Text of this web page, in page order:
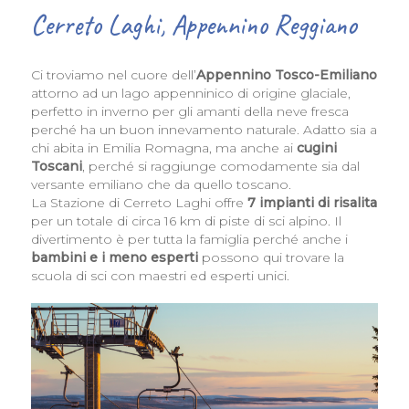
Cerreto Laghi, Appennino Reggiano
Ci troviamo nel cuore dell’Appennino Tosco-Emiliano
attorno ad un lago appenninico di origine glaciale,
perfetto in inverno per gli amanti della neve fresca
perché ha un buon innevamento naturale. Adatto sia a
chi abita in Emilia Romagna, ma anche ai cugini
Toscani, perché si raggiunge comodamente sia dal
versante emiliano che da quello toscano.
La Stazione di Cerreto Laghi offre 7 impianti di risalita
per un totale di circa 16 km di piste di sci alpino. Il
divertimento è per tutta la famiglia perché anche i
bambini e i meno espertipossono qui trovare la
scuola di sci con maestri ed esperti unici.